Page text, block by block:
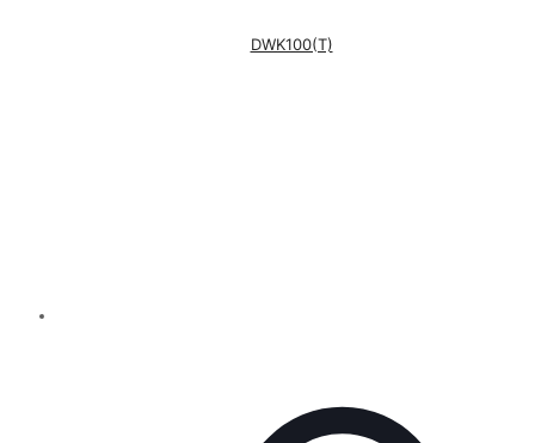
DWK100(T)